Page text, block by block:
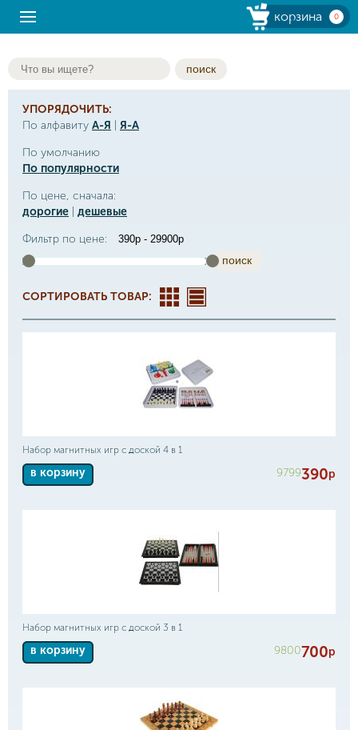
корзина 0
поиск
УПОРЯДОЧИТЬ:
По алфавиту А-Я
Я-А
По умолчанию
По популярности
По цене, сначала:
дорогие
дешевые
Фильтр по цене:
поиск
СОРТИРОВАТЬ ТОВАР:
Набор магнитных игр с доской 4 в 1
в корзину 9799390р
Набор магнитных игр с доской 3 в 1
в корзину 9800700р